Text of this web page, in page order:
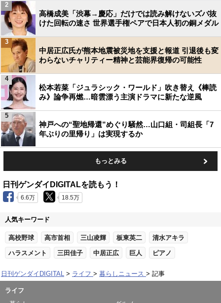
高橋成美「渋幕→慶応」だけでは読み解けないズバ抜
けた回転の速さ 世界選手権ペアで日本人初の銅メダル
2
中居正広氏が熊本地震被災地を支援と報道 引退後も変
わらないチャリティー精神と芸能界復帰の可能性
3
松本若菜「ジュラシック・ワールド」吹き替え《棒読
み》論争再燃…暗雲漂う主演ドラマに新たな逆風
4
神戸への“聖地帰還”めぐり騒然…山口組・司組長「7
年ぶりの里帰り」は実現するか
5
もっとみる
日刊ゲンダイDIGITALを読もう！
6.6万 18.5万
人気キーワード
高校野球 高市首相 三山凌輝 板東英二 清水アキラ
ハラスメント 三田佳子 中居正広 巨人 ピアノ
日刊ゲンダイDIGITAL ライフ 暮らしニュース 記事
ライフ